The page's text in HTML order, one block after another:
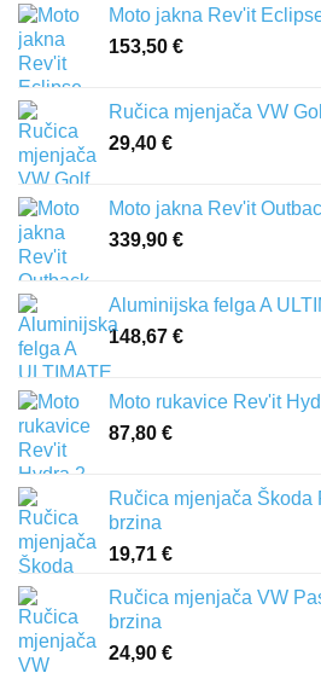
Moto jakna Rev'it
153,50 €
Ručica mjenjača VW
29,40 €
Moto jakna Rev'it
339,90 €
Aluminijska felga A
148,67 €
Moto rukavice Rev'it
87,80 €
Ručica mjenjača Škoda
brzina
19,71 €
Ručica mjenjača VW
brzina
24,90 €